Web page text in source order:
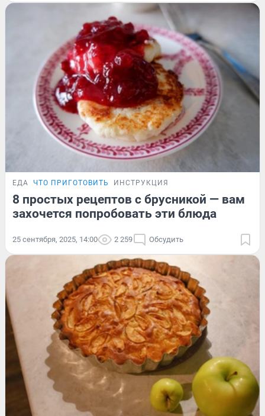
ЕДА ЧТО ПРИГОТОВИТЬ ИНСТРУКЦИЯ
8 простых рецептов с брусникой — вам
захочется попробовать эти блюда
25 сентября, 2025, 14:00 2 259 Обсудить